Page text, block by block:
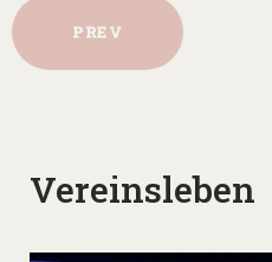
PREV
Vereinsleben